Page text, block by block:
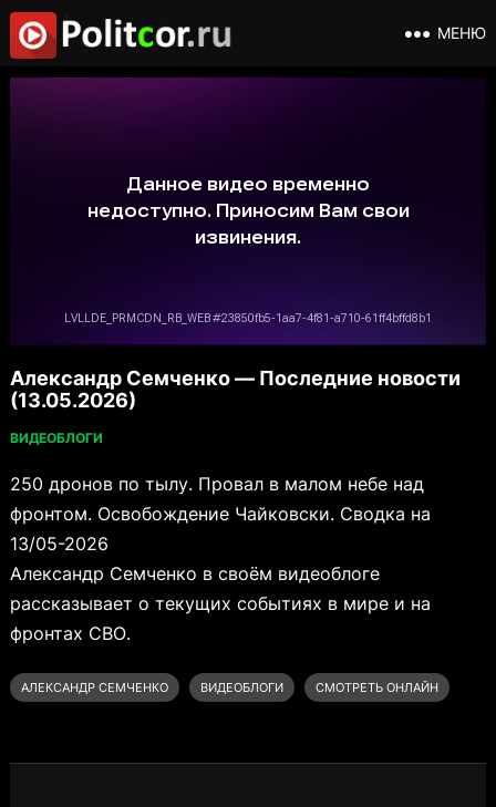
МЕНЮ
Александр Семченко — Последние новости
(13.05.2026)
ВИДЕОБЛОГИ
250 дронов по тылу. Провал в малом небе над
фронтом. Освобождение Чайковски. Сводка на
13/05-2026
Александр Семченко в своём видеоблоге
рассказывает о текущих событиях в мире и на
фронтах СВО.
АЛЕКСАНДР СЕМЧЕНКО ВИДЕОБЛОГИ СМОТРЕТЬ ОНЛАЙН